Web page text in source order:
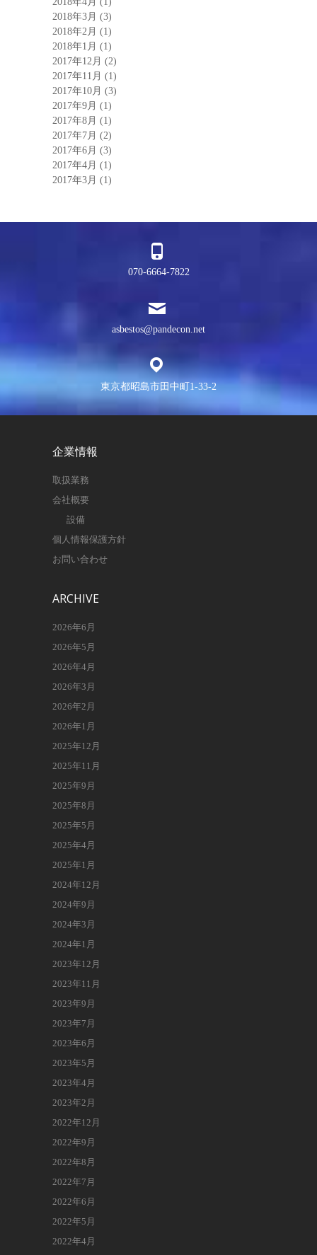
2018年3月 (3)
2018年2月 (1)
2018年1月 (1)
2017年12月 (2)
2017年11月 (1)
2017年10月 (3)
2017年9月 (1)
2017年8月 (1)
2017年7月 (2)
2017年6月 (3)
2017年4月 (1)
2017年3月 (1)
070-6664-7822
asbestos@pandecon.net
東京都昭島市田中町1-33-2
企業情報
取扱業務
会社概要
設備
個人情報保護方針
お問い合わせ
ARCHIVE
2026年6月
2026年5月
2026年4月
2026年3月
2026年2月
2026年1月
2025年12月
2025年11月
2025年9月
2025年8月
2025年5月
2025年4月
2025年1月
2024年12月
2024年9月
2024年3月
2024年1月
2023年12月
2023年11月
2023年9月
2023年7月
2023年6月
2023年5月
2023年4月
2023年2月
2022年12月
2022年9月
2022年8月
2022年7月
2022年6月
2022年5月
2022年4月